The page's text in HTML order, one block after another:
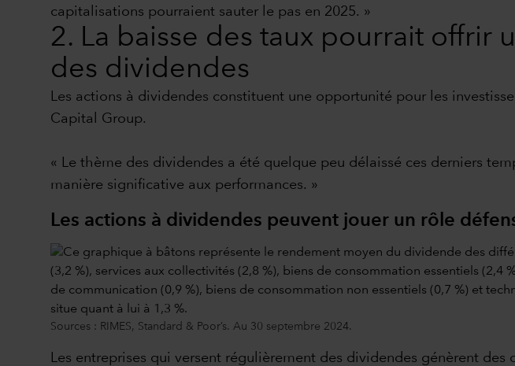
capitalisations pourraient sauter le pas en 2025. »
2. La baisse des taux pourrait offrir
des dividendes
Les actions à dividendes constituent une opportunité pour les
Capital Group.
« Le thème des dividendes a été quelque peu délaissé ces derniers
manière significative aux performances. »
Les actions à dividendes peuvent jouer un rôle
Sources : RIMES, Standard & Poor’s. Au 30 septembre 2024.
Les entreprises qui versent régulièrement des dividendes génèrent